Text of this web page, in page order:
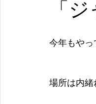
「
今年もや
場所は内緒